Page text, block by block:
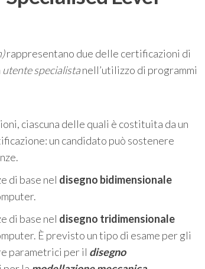
rappresentano due delle certificazioni di
utente specialistanell’utilizzo di programmi
ciascuna delle quali è costituita da un
un candidato può sostenere
di base nel disegno bidimensionale
di base nel disegno tridimensionale
È previsto un tipo di esame per gli
parametrici per il disegno